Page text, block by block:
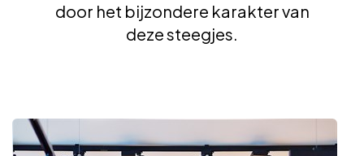
door het bijzondere karakter van
deze steegjes.